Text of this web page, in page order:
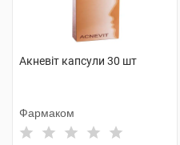
Акневіт капсули 30 шт
Фармаком